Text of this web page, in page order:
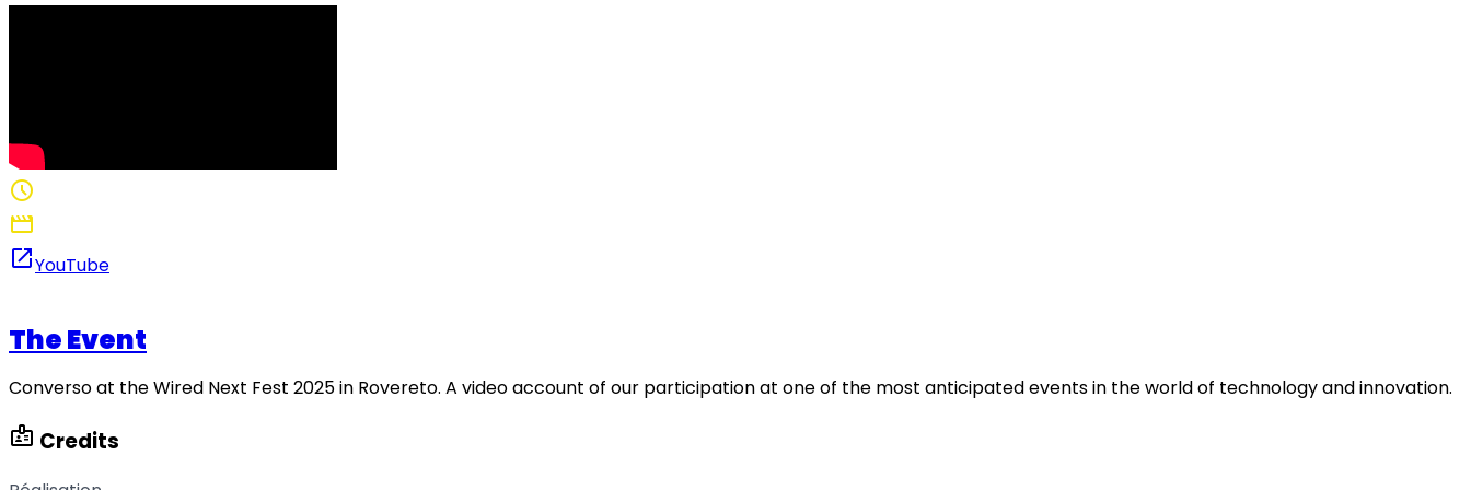
schedule
movie
open_in_newYouTube
The Event
Converso at the Wired Next Fest 2025 in Rovereto. A video account of our participation at one of the most anticipated events in the world of technology and innovation.
badge Credits